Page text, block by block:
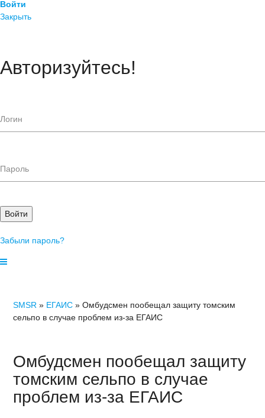
Войти
Закрыть
Авторизуйтесь!
Войти
Забыли пароль?
SMSR » ЕГАИС » Омбудсмен пообещал защиту томским
сельпо в случае проблем из-за ЕГАИС
Омбудсмен пообещал защиту
томским сельпо в случае
проблем из-за ЕГАИС